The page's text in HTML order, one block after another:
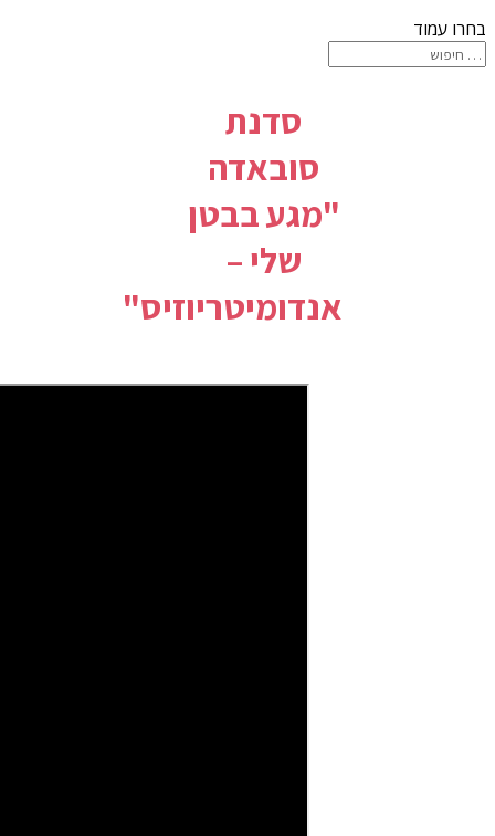
בחרו עמוד
סדנת
סובאדה
"מגע בבטן
שלי –
אנדומיטריוזיס"